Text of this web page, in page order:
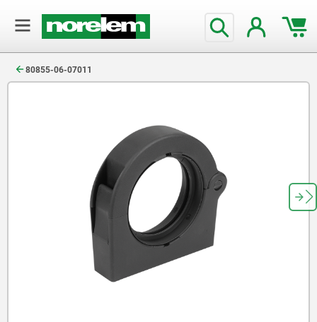
80855-06-07011